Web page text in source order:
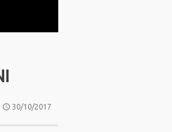
30/10/2017